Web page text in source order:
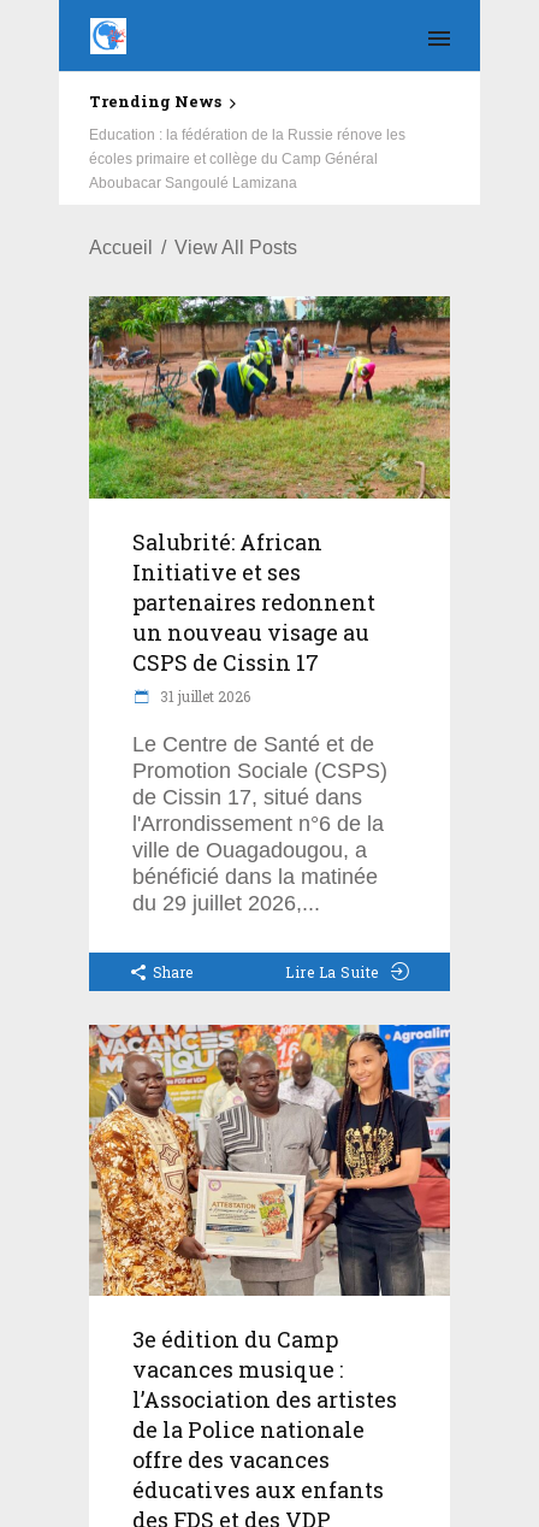
Trending News
Education : la fédération de la Russie rénove les
écoles primaire et collège du Camp Général
Aboubacar Sangoulé Lamizana
Accueil View All Posts
Salubrité: African
Initiative et ses
partenaires redonnent
un nouveau visage au
CSPS de Cissin 17
31 juillet 2026
Le Centre de Santé et de
Promotion Sociale (CSPS)
de Cissin 17, situé dans
l'Arrondissement n°6 de la
ville de Ouagadougou, a
bénéficié dans la matinée
du 29 juillet 2026,
Share Lire La Suite
3e édition du Camp
vacances musique :
l’Association des artistes
de la Police nationale
offre des vacances
éducatives aux enfants
des FDS et des VDP